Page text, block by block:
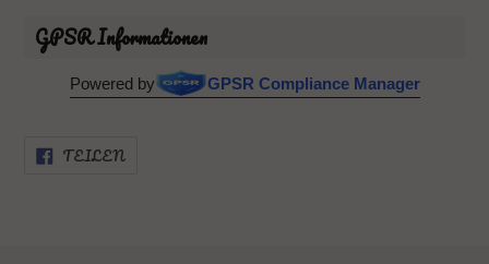
GPSR Informationen
Powered by GPSR Compliance Manager
TEILENFACEBOOK